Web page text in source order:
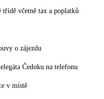
včetně tax a poplatků
o zájezdu
Čedoku na telefonu
v místě